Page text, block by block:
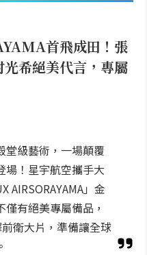
首飛成田！張
希絕美代言，專屬
堂級藝術，一場顛覆
場！星宇航空攜手大
AIRSORAYAMA」金
有絕美專屬備品，
衛大片，準備讓全球